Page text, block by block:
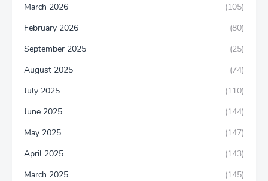
March 2026
(105)
February 2026
(80)
September 2025
(25)
August 2025
(74)
July 2025
(110)
June 2025
(144)
May 2025
(147)
April 2025
(143)
March 2025
(145)